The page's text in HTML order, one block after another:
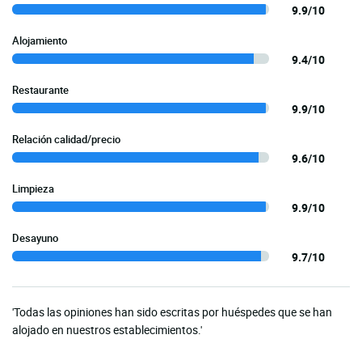
9.9/10
Alojamiento
9.4/10
Restaurante
9.9/10
Relación calidad/precio
9.6/10
Limpieza
9.9/10
Desayuno
9.7/10
'Todas las opiniones han sido escritas por huéspedes que se han
alojado en nuestros establecimientos.'